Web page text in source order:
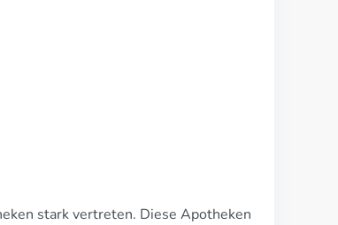
stark vertreten. Diese Apotheken